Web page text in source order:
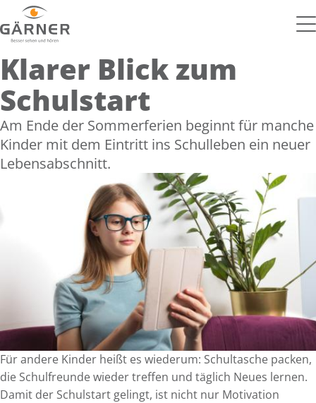
Klarer Blick zum
Schulstart
Am Ende der Sommerferien beginnt für manche
Kinder mit dem Eintritt ins Schulleben ein neuer
Lebensabschnitt.
Für andere Kinder heißt es wiederum: Schultasche packen,
die Schulfreunde wieder treffen und täglich Neues lernen.
Damit der Schulstart gelingt, ist nicht nur Motivation